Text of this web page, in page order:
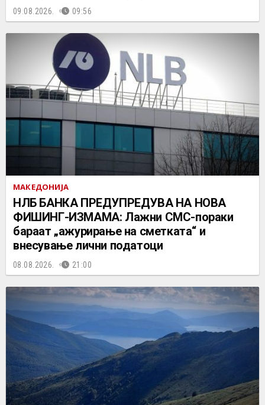
09.08.2026. 09:56
МАКЕДОНИЈА
НЛБ БАНКА ПРЕДУПРЕДУВА НА НОВА
ФИШИНГ-ИЗМАМА: Лажни СМС-пораки
бараат „ажурирање на сметката“ и
внесување лични податоци
08.08.2026. 21:00